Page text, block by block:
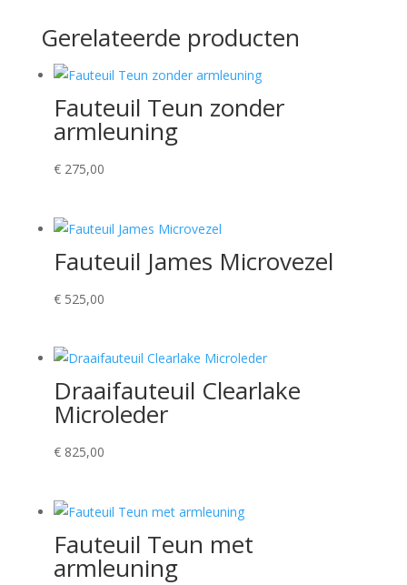
Gerelateerde producten
Fauteuil Teun zonder
armleuning
€275,00
Fauteuil James Microvezel
€525,00
Draaifauteuil Clearlake
Microleder
€825,00
Fauteuil Teun met
armleuning